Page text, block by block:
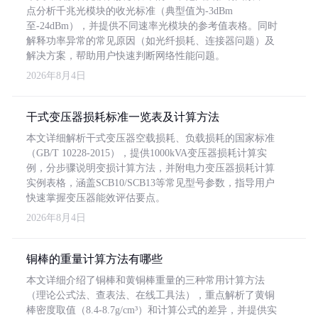
点分析千兆光模块的收光标准（典型值为-3dBm
至-24dBm），并提供不同速率光模块的参考值表格。同时
解释功率异常的常见原因（如光纤损耗、连接器问题）及
解决方案，帮助用户快速判断网络性能问题。
2026年8月4日
干式变压器损耗标准一览表及计算方法
本文详细解析干式变压器空载损耗、负载损耗的国家标准
（GB/T 10228-2015），提供1000kVA变压器损耗计算实
例，分步骤说明变损计算方法，并附电力变压器损耗计算
实例表格，涵盖SCB10/SCB13等常见型号参数，指导用户
快速掌握变压器能效评估要点。
2026年8月4日
铜棒的重量计算方法有哪些
本文详细介绍了铜棒和黄铜棒重量的三种常用计算方法
（理论公式法、查表法、在线工具法），重点解析了黄铜
棒密度取值（8.4-8.7g/cm³）和计算公式的差异，并提供实